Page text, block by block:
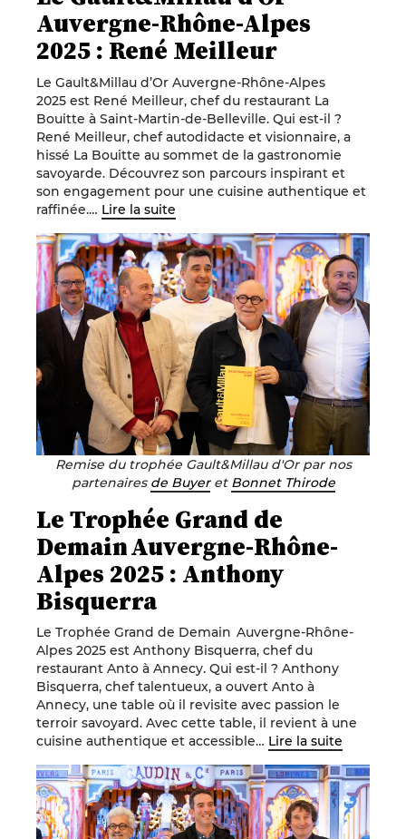
Auvergne-Rhône-Alpes
2025 : René Meilleur
Le Gault&Millau d’Or Auvergne-Rhône-Alpes
2025 est René Meilleur, chef du restaurant La
Bouitte à Saint-Martin-de-Belleville. Qui est-il ?
René Meilleur, chef autodidacte et visionnaire, a
hissé La Bouitte au sommet de la gastronomie
savoyarde. Découvrez son parcours inspirant et
son engagement pour une cuisine authentique et
raffinée.… Lire la suite
Remise du trophée Gault&Millau d'Or par nos
partenaires de Buyeret Bonnet Thirode
Le Trophée Grand de
Demain Auvergne-Rhône-
Alpes 2025 : Anthony
Bisquerra
Le Trophée Grand de Demain Auvergne-Rhône-
Alpes 2025 est Anthony Bisquerra, chef du
restaurant Anto à Annecy. Qui est-il ? Anthony
Bisquerra, chef talentueux, a ouvert Anto à
Annecy, une table où il revisite avec passion le
terroir savoyard. Avec cette table, il revient à une
cuisine authentique et accessible… Lire la suite